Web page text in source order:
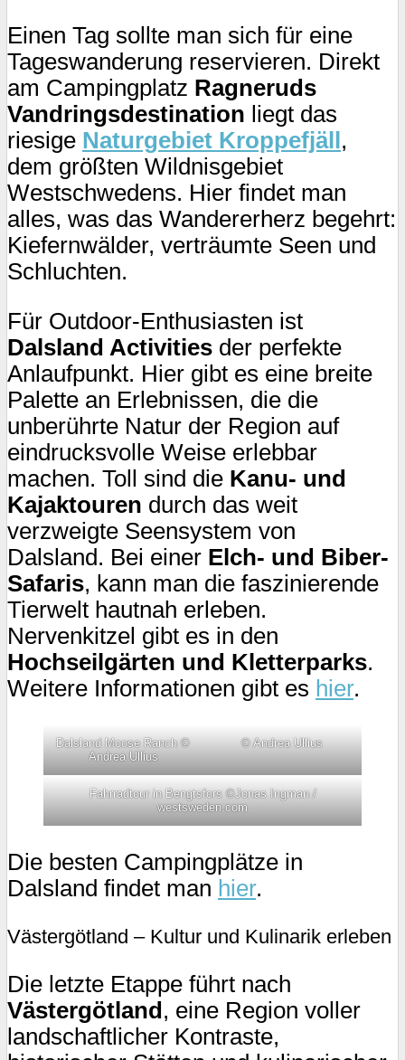
Einen Tag sollte man sich für eine
Tageswanderung reservieren. Direkt
am Campingplatz Ragneruds
Vandringsdestination liegt das
riesige Naturgebiet Kroppefjäll ,
dem größten Wildnisgebiet
Westschwedens. Hier findet man
alles, was das Wandererherz begehrt:
Kiefernwälder, verträumte Seen und
Schluchten.
Für Outdoor-Enthusiasten ist
Dalsland Activities der perfekte
Anlaufpunkt. Hier gibt es eine breite
Palette an Erlebnissen, die die
unberührte Natur der Region auf
eindrucksvolle Weise erlebbar
machen. Toll sind die Kanu- und
Kajaktouren durch das weit
verzweigte Seensystem von
Dalsland. Bei einer Elch- und Biber-
Safaris, kann man die faszinierende
Tierwelt hautnah erleben.
Nervenkitzel gibt es in den
Hochseilgärten und Kletterparks.
Weitere Informationen gibt es hier.
Dalsland Moose Ranch ©
Andrea Ullius
© Andrea Ullius
Fahrradtour in Bengtsfors ©Jonas Ingman /
westsweden.com
Die besten Campingplätze in
Dalsland findet man hier.
Västergötland – Kultur und Kulinarik erleben
Die letzte Etappe führt nach
Västergötland , eine Region voller
landschaftlicher Kontraste,